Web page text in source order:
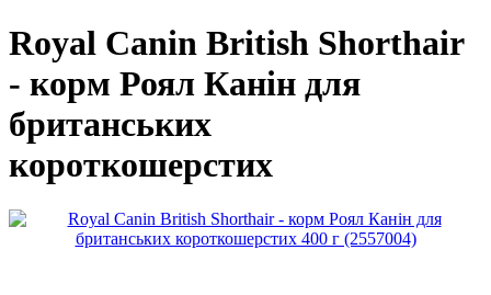
Royal Canin British Shorthair
- корм Роял Канін для
британських
короткошерстих